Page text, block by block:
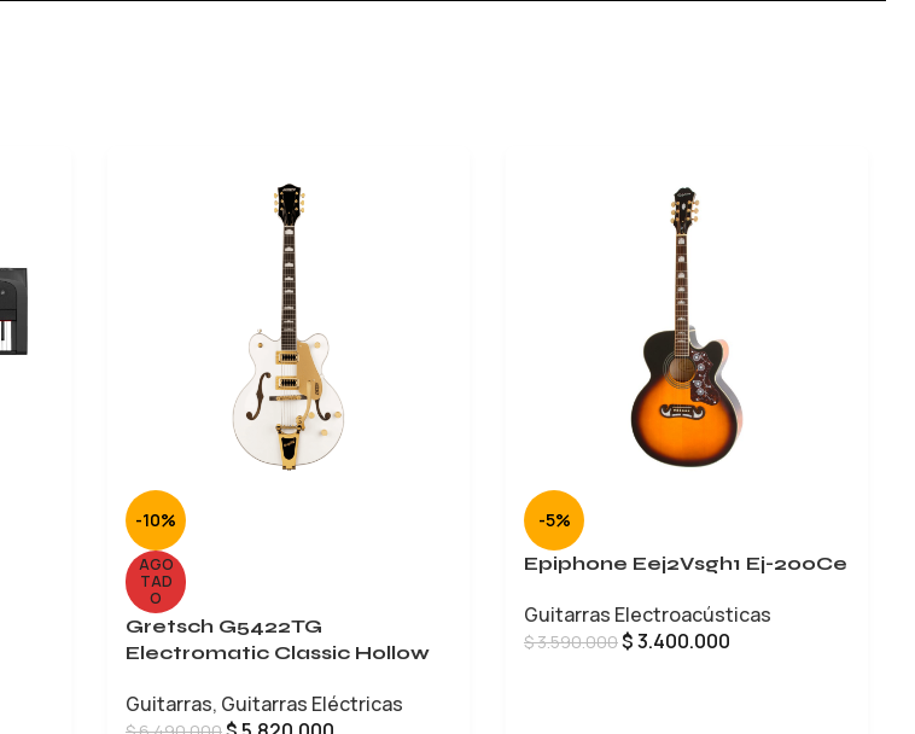
-10%
AGO
TAD
O
Gretsch G5422TG
Electromatic Classic Hollow
Guitarras, Guitarras Eléctricas
-5%
Epiphone Eej2Vsgh1 Ej-200Ce
Guitarras Electroacústicas
$3.590.000$3.400.000